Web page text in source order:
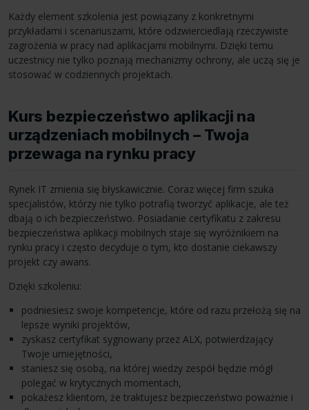
Każdy element szkolenia jest powiązany z konkretnymi
przykładami i scenariuszami, które odzwierciedlają rzeczywiste
zagrożenia w pracy nad aplikacjami mobilnymi. Dzięki temu
uczestnicy nie tylko poznają mechanizmy ochrony, ale uczą się je
stosować w codziennych projektach.
Kurs bezpieczeństwo aplikacji na
urządzeniach mobilnych – Twoja
przewaga na rynku pracy
Rynek IT zmienia się błyskawicznie. Coraz więcej firm szuka
specjalistów, którzy nie tylko potrafią tworzyć aplikacje, ale też
dbają o ich bezpieczeństwo. Posiadanie certyfikatu z zakresu
bezpieczeństwa aplikacji mobilnych staje się wyróżnikiem na
rynku pracy i często decyduje o tym, kto dostanie ciekawszy
projekt czy awans.
Dzięki szkoleniu:
podniesiesz swoje kompetencje, które od razu przełożą się na
lepsze wyniki projektów,
zyskasz certyfikat sygnowany przez ALX, potwierdzający
Twoje umiejętności,
staniesz się osobą, na której wiedzy zespół będzie mógł
polegać w krytycznych momentach,
pokażesz klientom, że traktujesz bezpieczeństwo poważnie i